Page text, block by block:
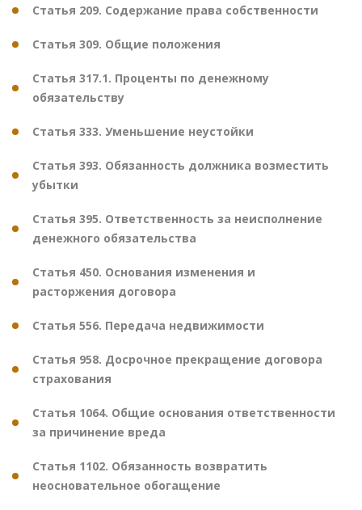
Статья 209. Содержание права собственности
Статья 309. Общие положения
Статья 317.1. Проценты по денежному
обязательству
Статья 333. Уменьшение неустойки
Статья 393. Обязанность должника возместить
убытки
Статья 395. Ответственность за неисполнение
денежного обязательства
Статья 450. Основания изменения и
расторжения договора
Статья 556. Передача недвижимости
Статья 958. Досрочное прекращение договора
страхования
Статья 1064. Общие основания ответственности
за причинение вреда
Статья 1102. Обязанность возвратить
неосновательное обогащение